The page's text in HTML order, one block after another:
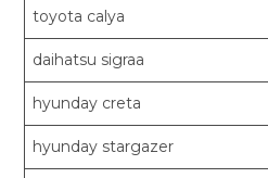
toyota calya
daihatsu sigraa
hyunday creta
hyunday stargazer